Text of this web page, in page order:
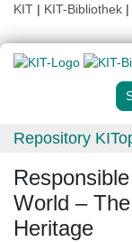
KIT | KIT-Bibliothek |
Repository
World –
Heritage